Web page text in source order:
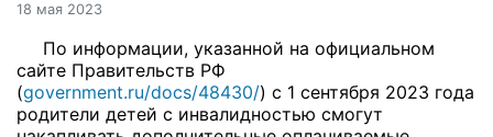
18 мая 2023
По информации, указанной на официальном
сайте Правительств РФ
(government.ru/docs/48430/) с 1 сентября 2023 года
родители детей с инвалидностью смогут